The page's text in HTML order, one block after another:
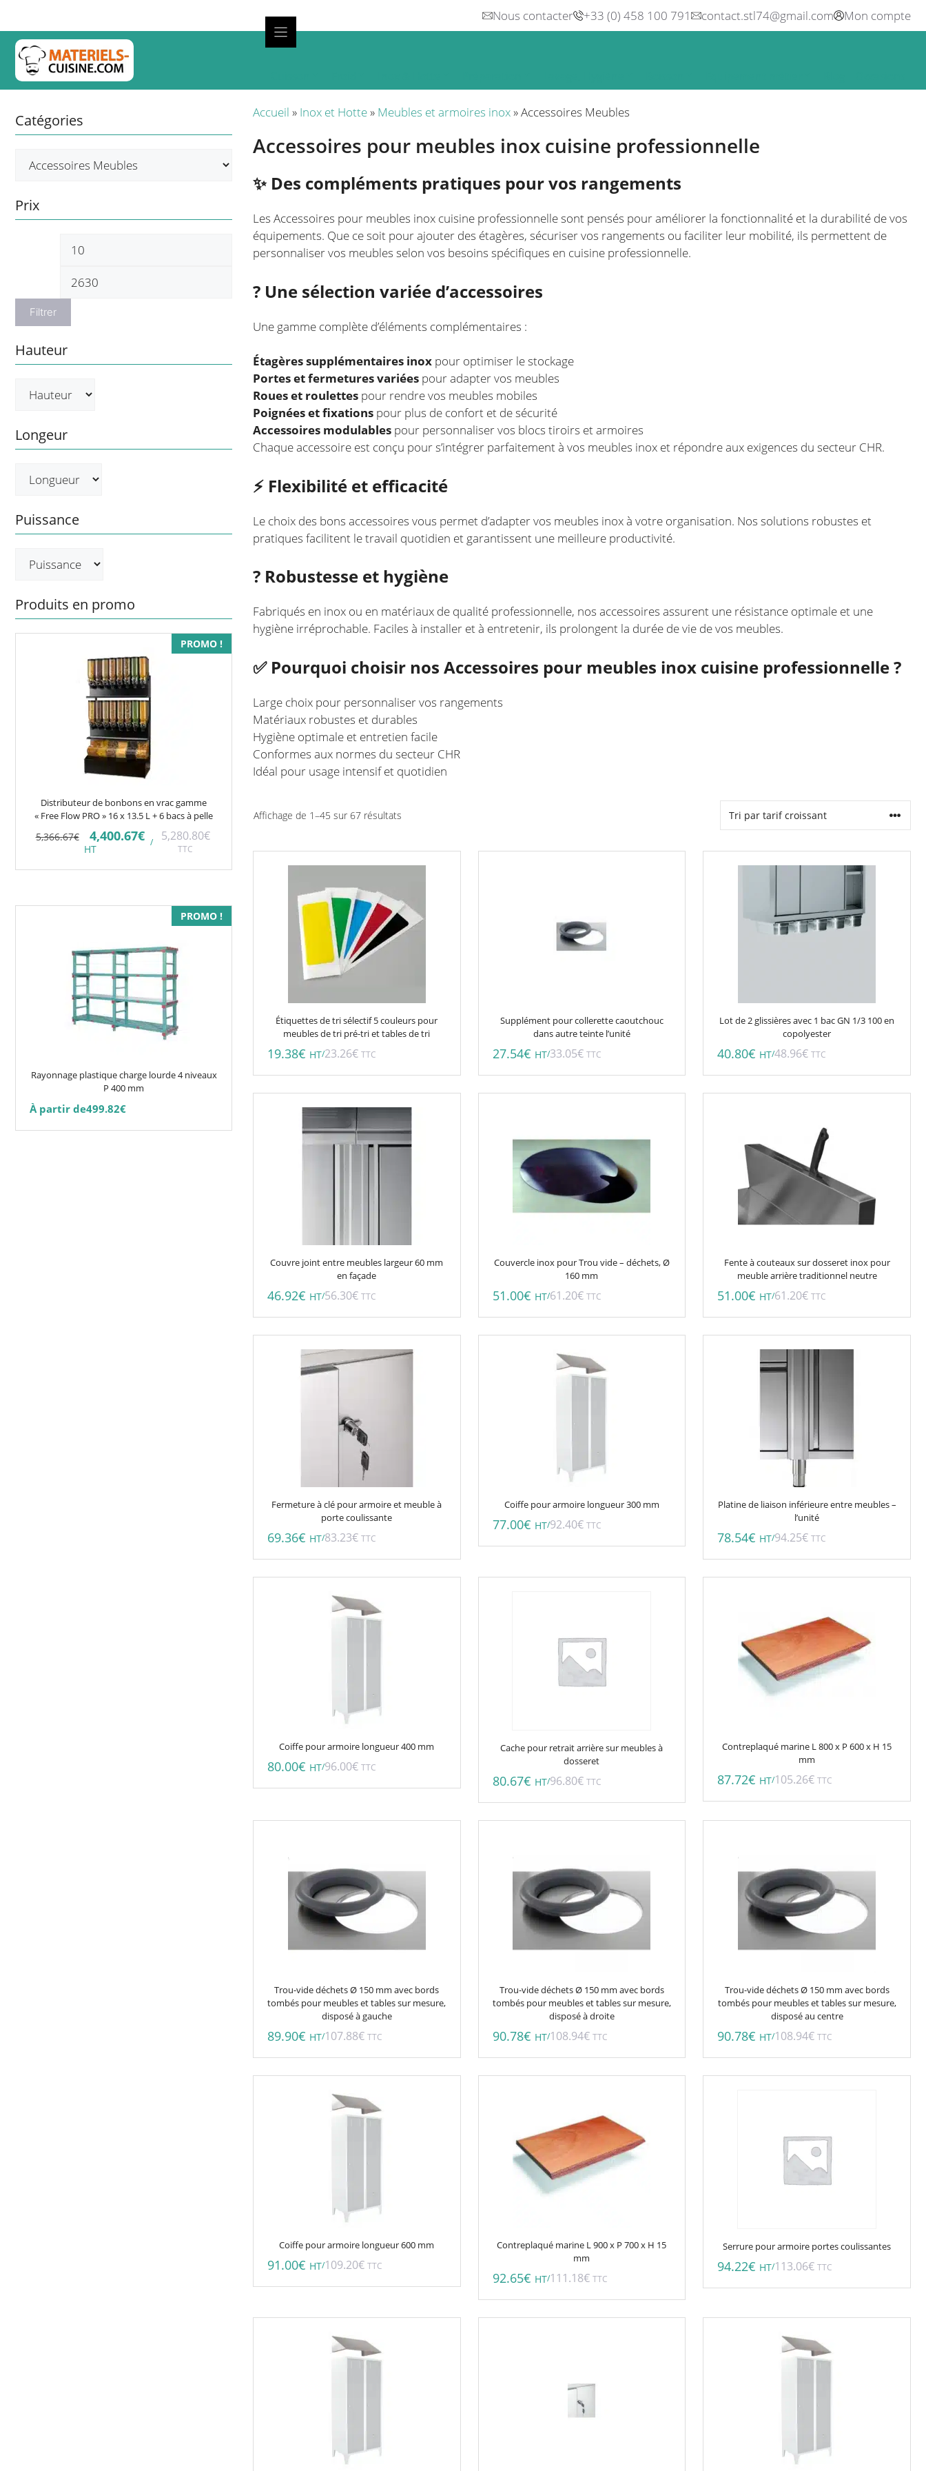
contenu
Nous contacter +33 (0) 458 100 791 contact.stl74@gmail.com Mon compte
Accueil » Inox et Hotte» Meubles et armoires inox»Accessoires Meubles
Accessoires pour meubles inox cuisine professionnelle
✨ Des compléments pratiques pour vos rangements
Les Accessoires pour meubles inox cuisine professionnelle sont pensés pour améliorer la fonctionnalité et la durabilité de vos
équipements. Que ce soit pour ajouter des étagères, sécuriser vos rangements ou faciliter leur mobilité, ils permettent de
personnaliser vos meubles selon vos besoins spécifiques en cuisine professionnelle.
? Une sélection variée d’accessoires
Une gamme complète d’éléments complémentaires :
Étagères supplémentaires inox pour optimiser le stockage
Portes et fermetures variées pour adapter vos meubles
Roues et roulettes pour rendre vos meubles mobiles
Poignées et fixations pour plus de confort et de sécurité
Accessoires modulables pour personnaliser vos blocs tiroirs et armoires
Chaque accessoire est conçu pour s’intégrer parfaitement à vos meubles inox et répondre aux exigences du secteur CHR.
⚡ Flexibilité et efficacité
Le choix des bons accessoires vous permet d’adapter vos meubles inox à votre organisation. Nos solutions robustes et
pratiques facilitent le travail quotidien et garantissent une meilleure productivité.
?️ Robustesse et hygiène
Fabriqués en inox ou en matériaux de qualité professionnelle, nos accessoires assurent une résistance optimale et une
hygiène irréprochable. Faciles à installer et à entretenir, ils prolongent la durée de vie de vos meubles.
✅ Pourquoi choisir nos Accessoires pour meubles inox cuisine professionnelle ?
Large choix pour personnaliser vos rangements
Matériaux robustes et durables
Hygiène optimale et entretien facile
Conformes aux normes du secteur CHR
Idéal pour usage intensif et quotidien
Affichage de 1–45 sur 67 résultats
Étiquettes de tri sélectif 5 couleurs pour
meubles de tri pré-tri et tables de tri
19.38€ HT/23.26€ TTC
Supplément pour collerette caoutchouc
dans autre teinte l’unité
27.54€ HT/33.05€ TTC
Lot de 2 glissières avec 1 bac GN 1/3 100 en
copolyester
40.80€ HT/48.96€ TTC
Couvre joint entre meubles largeur 60 mm
en façade
46.92€ HT/56.30€ TTC
Couvercle inox pour Trou vide – déchets, Ø
160 mm
51.00€ HT/61.20€ TTC
Fente à couteaux sur dosseret inox pour
meuble arrière traditionnel neutre
51.00€ HT/61.20€ TTC
Fermeture à clé pour armoire et meuble à
porte coulissante
69.36€ HT/83.23€ TTC
Coiffe pour armoire longueur 300 mm
77.00€ HT/92.40€ TTC
Platine de liaison inférieure entre meubles –
l’unité
78.54€ HT/94.25€ TTC
Coiffe pour armoire longueur 400 mm
80.00€ HT/96.00€ TTC
Cache pour retrait arrière sur meubles à
dosseret
80.67€ HT/96.80€ TTC
Contreplaqué marine L 800 x P 600 x H 15
mm
87.72€ HT/105.26€ TTC
Trou-vide déchets Ø 150 mm avec bords
tombés pour meubles et tables sur mesure,
disposé à gauche
89.90€ HT/107.88€ TTC
Trou-vide déchets Ø 150 mm avec bords
tombés pour meubles et tables sur mesure,
disposé à droite
90.78€ HT/108.94€ TTC
Trou-vide déchets Ø 150 mm avec bords
tombés pour meubles et tables sur mesure,
disposé au centre
90.78€ HT/108.94€ TTC
Coiffe pour armoire longueur 600 mm
91.00€ HT/109.20€ TTC
Contreplaqué marine L 900 x P 700 x H 15
mm
92.65€ HT/111.18€ TTC
Serrure pour armoire portes coulissantes
94.22€ HT/113.06€ TTC
Catégories
Prix
Prix
Filtrer
Hauteur
Longeur
Puissance
Produits en promo
PROMO !
Distributeur de bonbons en vrac gamme
« Free Flow PRO » 16 x 13.5 L + 6 bacs à pelle
5,366.67€ Le
prix
initial
était :
4,400.67€Le
prix
est :
HT
/ 5,280.80€
TTC
PROMO !
Rayonnage plastique charge lourde 4 niveaux
P 400 mm
À partir de499.82€
choisies